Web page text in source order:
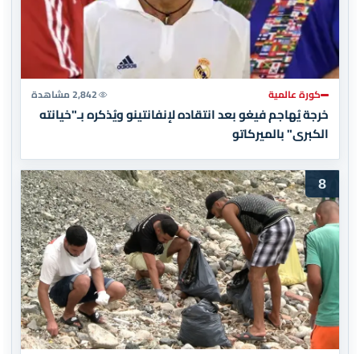
كورة عالمية 2,842 مشاهدة
خرجة يُهاجم فيغو بعد انتقاده لإنفانتينو ويُذكره بـ"خيانته
الكبرى" بالميركاتو
8